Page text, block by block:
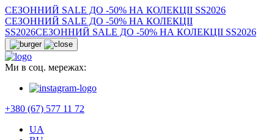
СЕЗОННИЙ SALE ДО -50% НА КОЛЕКЦІІ SS2026
СЕЗОННИЙ SALE ДО -50% НА КОЛЕКЦІІ
SS2026СЕЗОННИЙ SALE ДО -50% НА КОЛЕКЦІІ SS2026
Ми в соц. мережах:
+380 (67) 577 11 72
UA